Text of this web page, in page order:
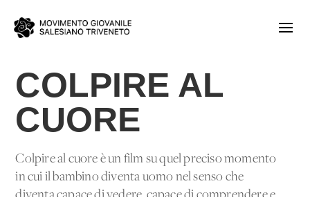
COLPIRE AL
CUORE
Colpire al cuore è un film su quel preciso momento
in cui il bambino diventa uomo nel senso che